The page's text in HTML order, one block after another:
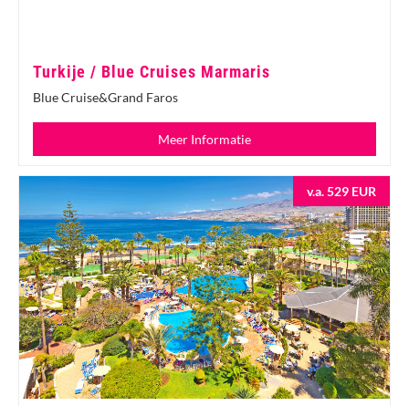
Turkije / Blue Cruises Marmaris
Blue Cruise&Grand Faros
Meer Informatie
v.a. 529 EUR